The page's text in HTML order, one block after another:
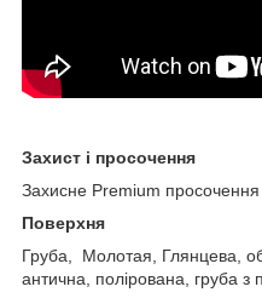
Захист і просочення
Захисне Premium просочення
Поверхня
Груба, Mолотая, Глянцева,
антична, полірована, груба з